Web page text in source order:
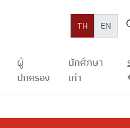
TH EN
ผู้
ปกครอง
นักศึกษา
เก่า